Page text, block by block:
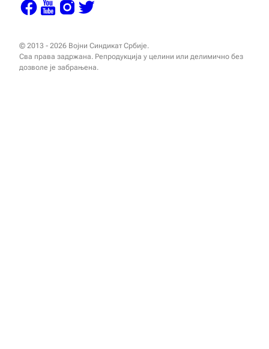
© 2013 - 2026 Војни Синдикат Србије.
Сва права задржана. Репродукција у целини или делимично без
дозволе је забрањена.